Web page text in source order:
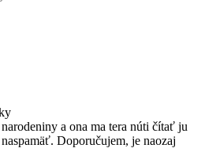
a ona ma tera núti čítať ju
Doporučujem, je naozaj